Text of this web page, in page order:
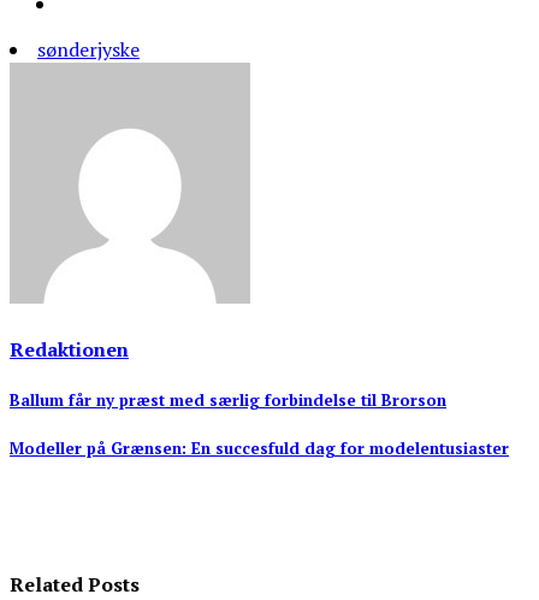
sønderjyske
Redaktionen
Indlægsnavigation
Ballum får ny præst med særlig forbindelse til Brorson
Modeller på Grænsen: En succesfuld dag for modelentusiaster
Related Posts